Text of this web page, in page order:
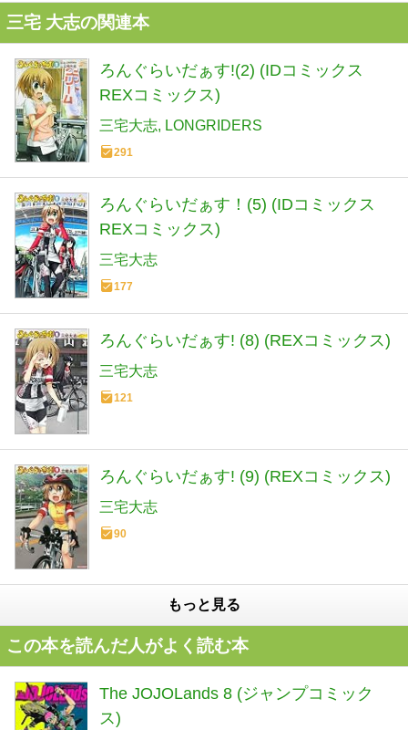
三宅 大志の関連本
ろんぐらいだぁす!(2) (IDコミックス
REXコミックス)
三宅大志 LONGRIDERS
291
ろんぐらいだぁす！(5) (IDコミックス
REXコミックス)
三宅大志
177
ろんぐらいだぁす! (8) (REXコミックス)
三宅大志
121
ろんぐらいだぁす! (9) (REXコミックス)
三宅大志
90
もっと見る
この本を読んだ人がよく読む本
The JOJOLands 8 (ジャンプコミック
ス)